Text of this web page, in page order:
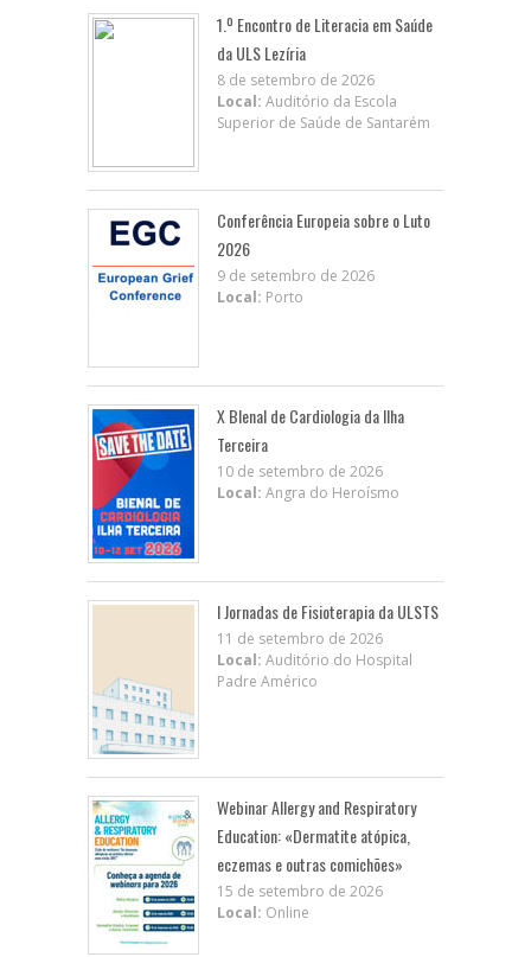
1.º Encontro de Literacia em Saúde
da ULS Lezíria
8 de setembro de 2026
Local: Auditório da Escola
Superior de Saúde de Santarém
Conferência Europeia sobre o Luto
2026
9 de setembro de 2026
Local: Porto
X BIenal de Cardiologia da Ilha
Terceira
10 de setembro de 2026
Local: Angra do Heroísmo
I Jornadas de Fisioterapia da ULSTS
11 de setembro de 2026
Local: Auditório do Hospital
Padre Américo
Webinar Allergy and Respiratory
Education: «Dermatite atópica,
eczemas e outras comichões»
15 de setembro de 2026
Local: Online